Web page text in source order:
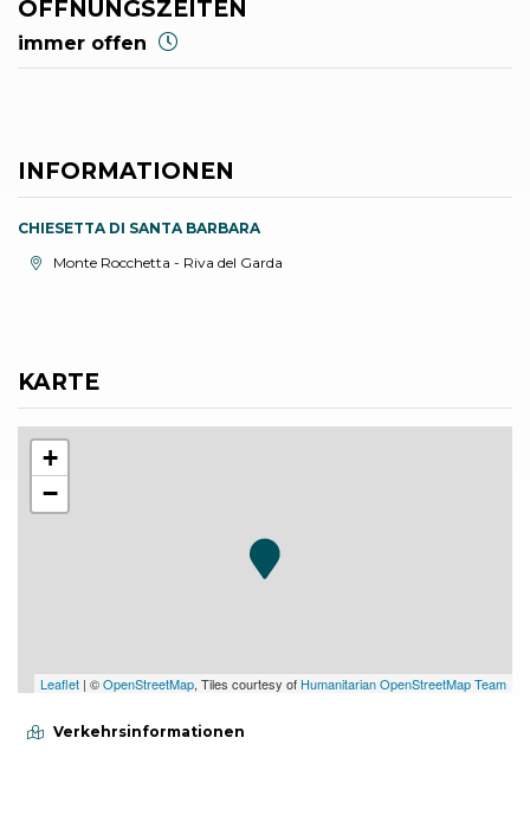
ÖFFNUNGSZEITEN
immer offen
INFORMATIONEN
CHIESETTA DI SANTA BARBARA
aria.location:
Monte Rocchetta - Riva del Garda
KARTE
+
−
Leaflet | ©OpenStreetMap, Tiles courtesy of Humanitarian OpenStreetMap Team
Verkehrsinformationen